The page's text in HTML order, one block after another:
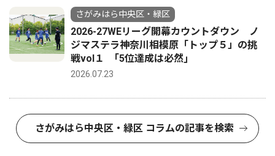
さがみはら中央区・緑区
2026-27WEリーグ開幕カウントダウン ノ
ジマステラ神奈川相模原「トップ５」の挑
戦vol１ ｢5位達成は必然｣
2026.07.23
さがみはら中央区・緑区 コラムの記事を検索